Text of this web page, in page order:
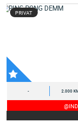
PRIVAT
- 2.000